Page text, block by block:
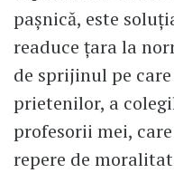
paşnică, este
readuce ţara la
de sprijinul pe
prietenilor, a
profesorii mei,
repere de